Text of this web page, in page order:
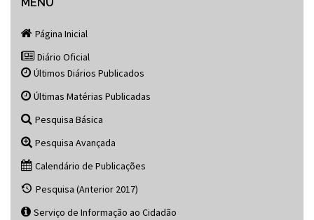
Página Inicial
Diário Oficial
Últimos Diários Publicados
Últimas Matérias Publicadas
Pesquisa Básica
Pesquisa Avançada
Calendário de Publicações
Pesquisa (Anterior 2017)
Serviço de Informação ao Cidadão